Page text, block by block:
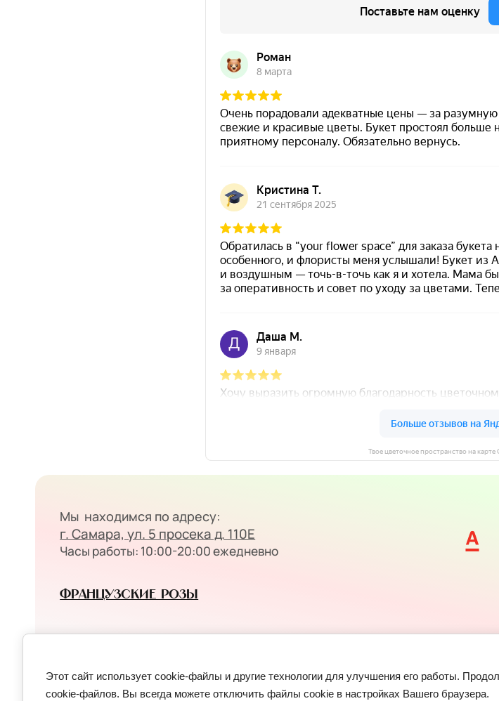
Твое цветочное пространство на
Мы находимся по адресу:
г. Самара, ул. 5 просека д. 110Е
Часы работы: 10:00-20:00 ежедневно
Французские розы
Copyright © 2025 ИП Коростин Владислав Игоревич
ИНН 562504354702
Этот сайт использует cookie-файлы и другие технологии для улучшения его работы.
cookie-файлов. Вы всегда можете отключить файлы cookie в настройках Вашего браузера.